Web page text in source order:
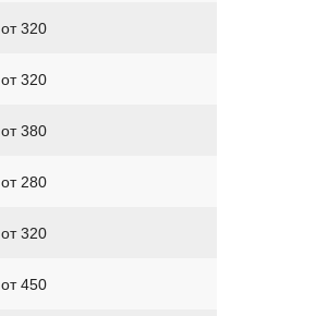
от 320
от 320
от 380
от 280
от 320
от 450